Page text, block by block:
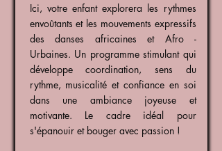
Ici, votre enfant explorera les rythmes
envoûtants et les mouvements expressifs
des danses africaines et Afro -
Urbaines. Un programme stimulant qui
développe coordination, sens du
rythme, musicalité et confiance en soi
dans une ambiance joyeuse et
motivante. Le cadre idéal pour
s'épanouir et bouger avec passion !